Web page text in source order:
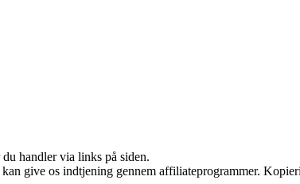
handler via links på siden.
give os indtjening gennem affiliateprogrammer.